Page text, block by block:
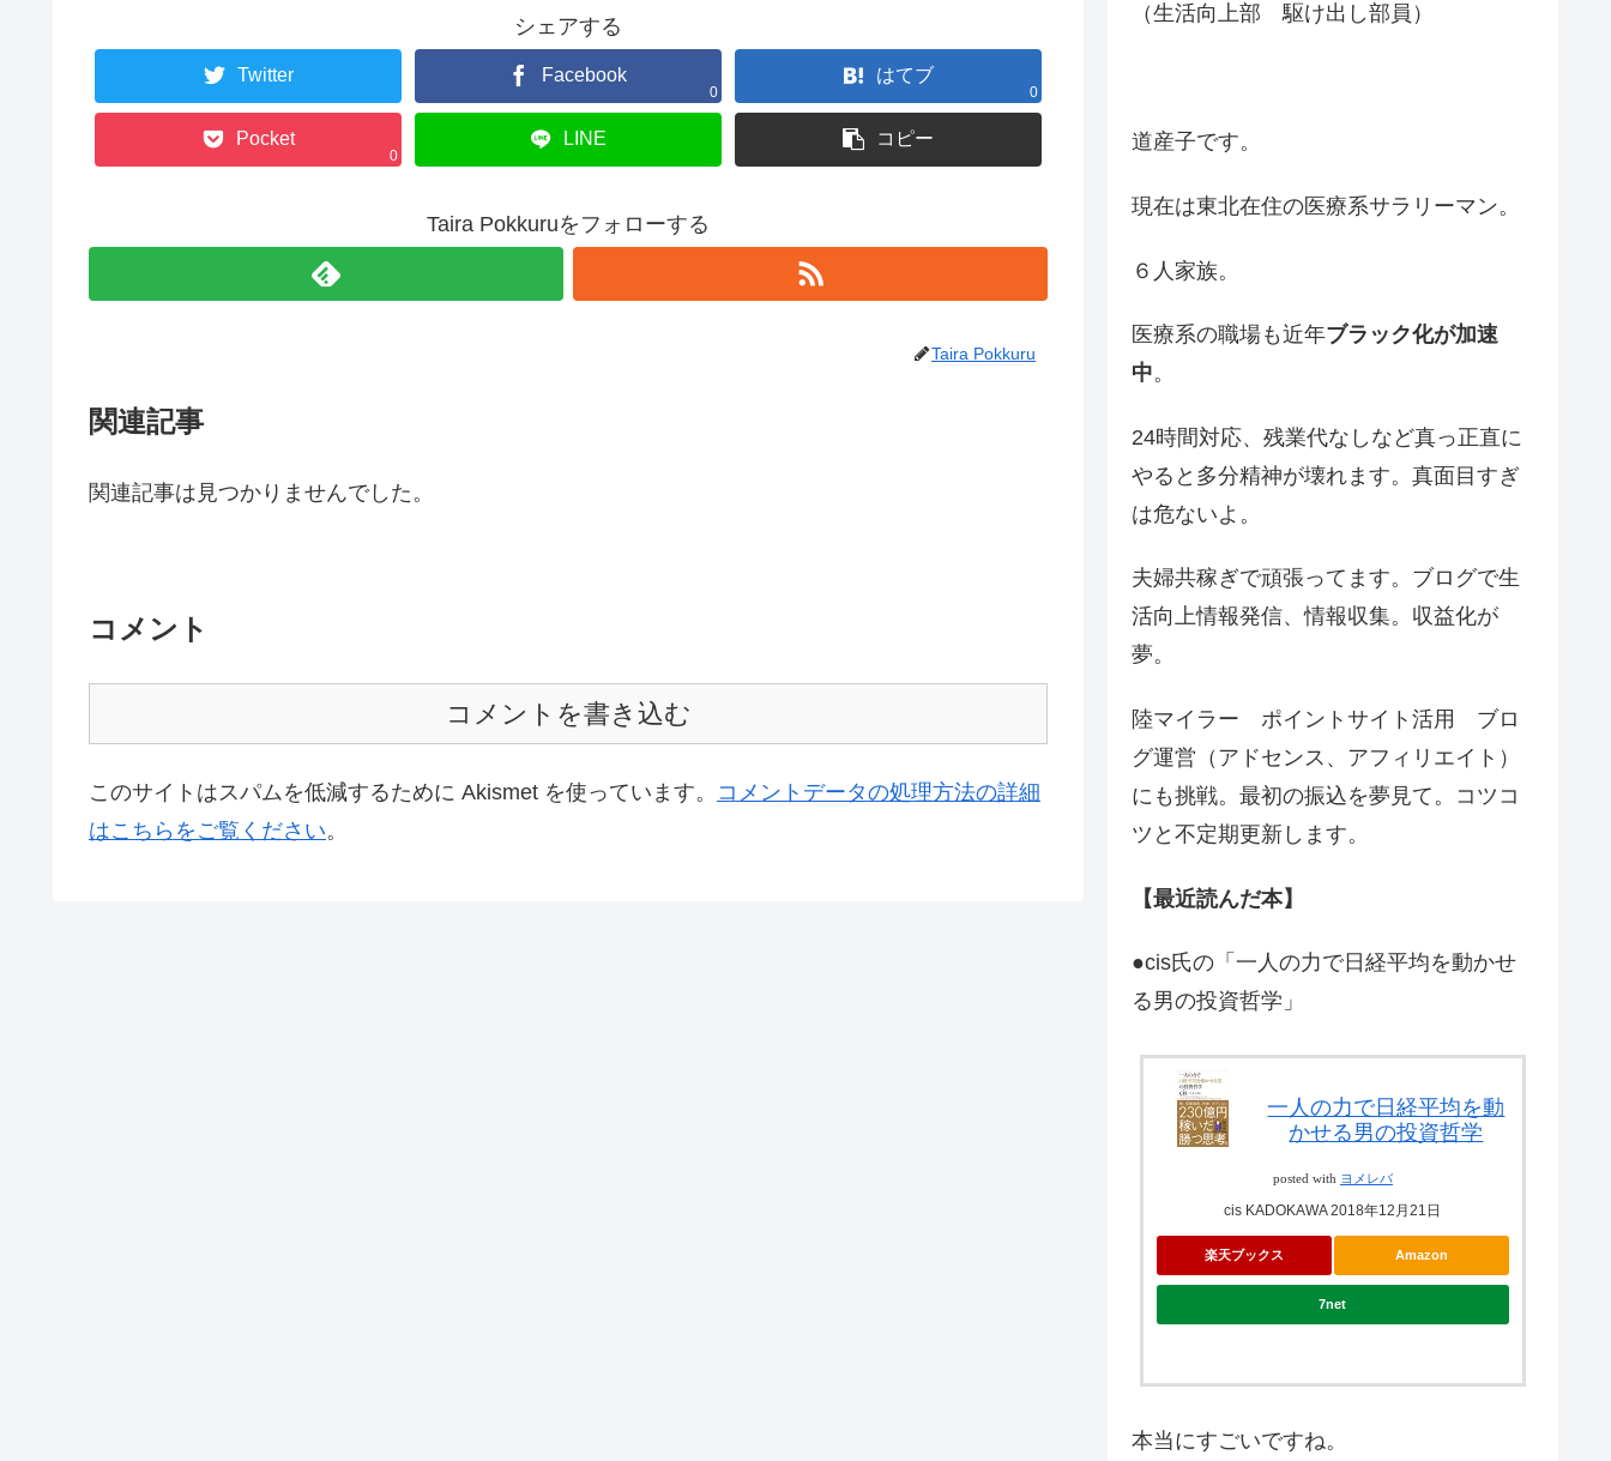
シェアする
Twitter Facebook
0
はてブ
0
Pocket
0
LINE コピー
Taira Pokkuruをフォローする
Taira Pokkuru
関連記事
関連記事は見つかりませんでした。
コメント
コメントを書き込む
このサイトはスパムを低減するために Akismet を使っています。 コメントデータの処理方法の詳細
はこちらをご覧ください。
（生活向上部 駆け出し部員）
道産子です。
現在は東北在住の医療系サラリーマン。
６人家族。
医療系の職場も近年ブラック化が加速
中。
24時間対応、残業代なしなど真っ正直に
やると多分精神が壊れます。真面目すぎ
は危ないよ。
夫婦共稼ぎで頑張ってます。ブログで生
活向上情報発信、情報収集。収益化が
夢。
陸マイラー ポイントサイト活用 ブロ
グ運営（アドセンス、アフィリエイト）
にも挑戦。最初の振込を夢見て。コツコ
ツと不定期更新します。
【最近読んだ本】
●cis氏の「一人の力で日経平均を動かせ
る男の投資哲学」
一人の力で日経平均を動
かせる男の投資哲学
posted with ヨメレバ
cis KADOKAWA 2018年12月21日
楽天ブックス Amazon
7net
本当にすごいですね。